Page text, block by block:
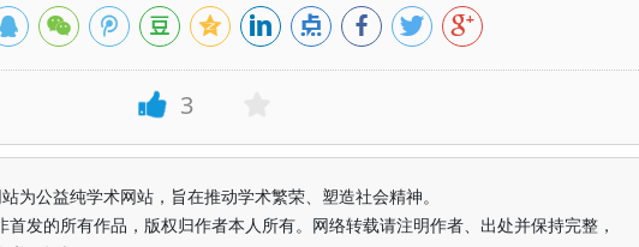
3
为公益纯学术网站，旨在推动学术繁荣、塑造社会精神。
首发的所有作品，版权归作者本人所有。网络转载请注明作者、出处并保持完整，